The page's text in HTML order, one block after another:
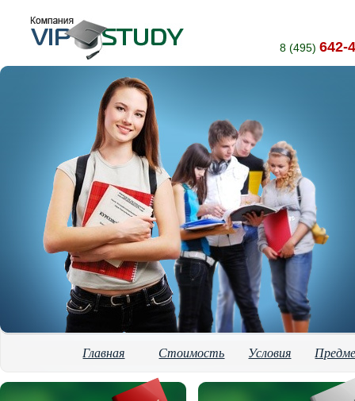
8 (495) 642-
Главная Стоимость Условия